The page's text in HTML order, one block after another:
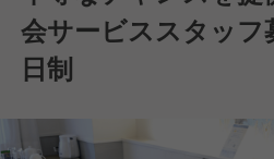
会サービススタッフ
日制